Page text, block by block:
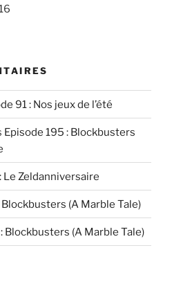
91 : Nos jeux de l’été
Episode 195 : Blockbusters
Le Zeldanniversaire
Blockbusters (A Marble Tale)
Blockbusters (A Marble Tale)